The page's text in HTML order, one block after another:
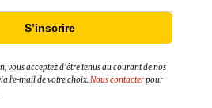
S’inscrire
vous acceptez d’être tenus au courant de nos
l’e-mail de votre choix.Nous contacterpour